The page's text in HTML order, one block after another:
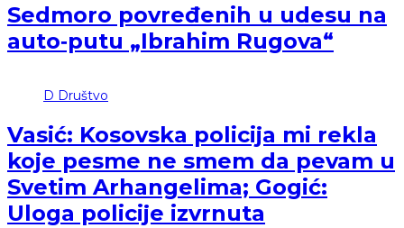
Sedmoro povređenih u udesu na
auto‑putu „Ibrahim Rugova“
D Društvo
Vasić: Kosovska policija mi rekla
koje pesme ne smem da pevam u
Svetim Arhangelima; Gogić:
Uloga policije izvrnuta